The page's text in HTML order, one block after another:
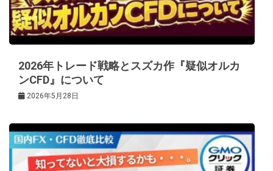
2026年トレード戦略とスズカ作『疑似オルカ
ンCFD』について
2026年5月28日